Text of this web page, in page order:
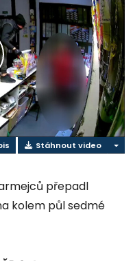
Stáhnout video
přepadl
kolem půl sedmé